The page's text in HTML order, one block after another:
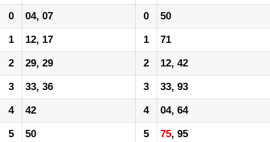
0 04, 07 0 50
1 12, 17 1 71
2 29, 29 2 12, 42
3 33, 36 3 33, 93
4 42 4 04, 64
5 50 5 75, 95